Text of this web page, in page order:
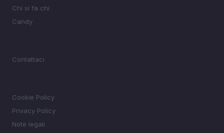
Chi si fa chi
Candy
Contattaci
Cookie Policy
Privacy Policy
Note legali